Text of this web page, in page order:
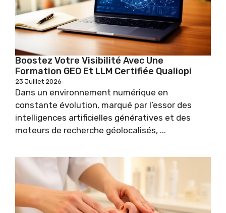
Boostez Votre Visibilité Avec Une
Formation GEO Et LLM Certifiée Qualiopi
23 Juillet 2026
Dans un environnement numérique en
constante évolution, marqué par l’essor des
intelligences artificielles génératives et des
moteurs de recherche géolocalisés, ...